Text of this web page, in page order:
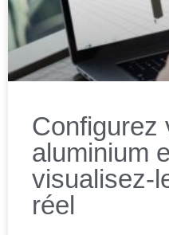
Configurez
aluminium
visualisez-
réel